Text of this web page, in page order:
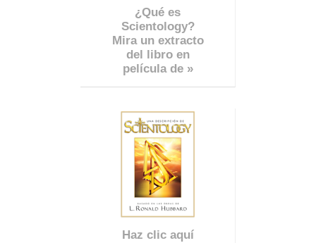
¿Qué es
Scientology?
Mira un extracto
del libro en
película de »
Haz clic aquí